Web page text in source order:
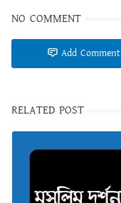
NO COMMENT
Add Comment
RELATED POST